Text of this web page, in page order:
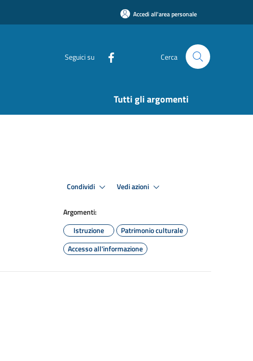
Accedi all'area personale
Seguici su Cerca
Tutti gli argomenti
Condividi Vedi azioni
Argomenti:
Istruzione
Patrimonio culturale
Accesso all'informazione